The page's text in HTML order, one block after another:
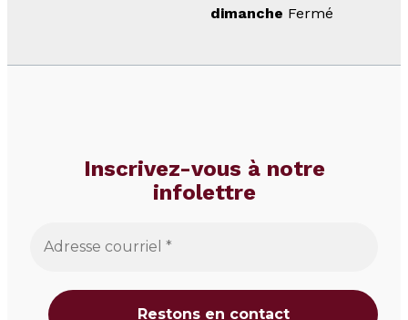
dimanche Fermé
Inscrivez-vous à notre
infolettre